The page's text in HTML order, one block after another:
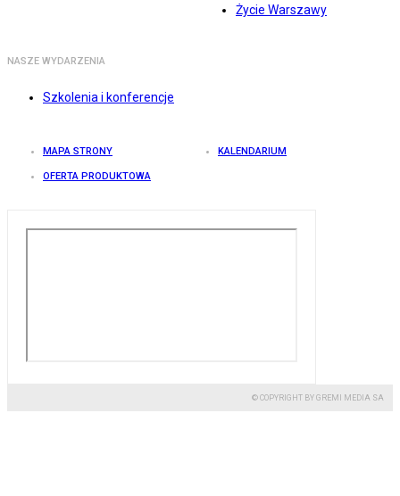
Życie Warszawy
NASZE WYDARZENIA
Szkolenia i konferencje
MAPA STRONY KALENDARIUM
OFERTA PRODUKTOWA
© COPYRIGHT BY GREMI MEDIA SA